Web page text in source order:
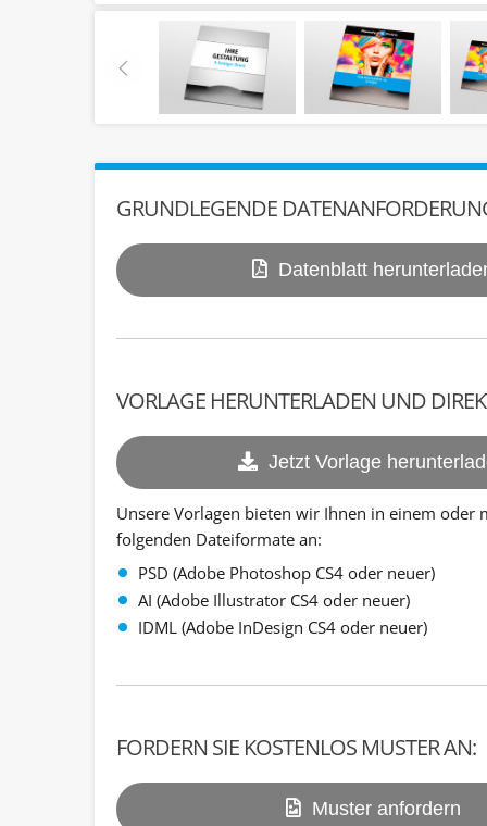
GRUNDLEGENDE
Datenblatt
VORLAGE HERUNTERLADEN UND
Jetzt Vorlage
Unsere Vorlagen bieten wir Ihnen in einem oder
folgenden Dateiformate an:
PSD (Adobe Photoshop CS4 oder neuer)
AI (Adobe Illustrator CS4 oder neuer)
IDML (Adobe InDesign CS4 oder neuer)
FORDERN SIE KOSTENLOS MUSTER AN:
Muster anfordern